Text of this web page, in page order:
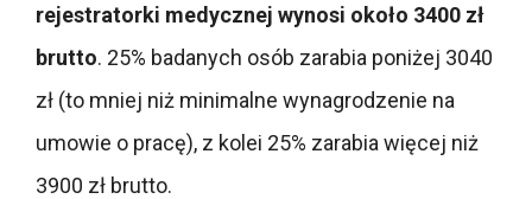
rejestratorki medycznej wynosi około 3400 zł
brutto. 25% badanych osób zarabia poniżej 3040
zł (to mniej niż minimalne wynagrodzenie na
umowie o pracę), z kolei 25% zarabia więcej niż
3900 zł brutto.